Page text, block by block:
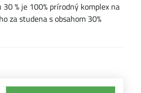
% je 100% prírodný komplex na
za studena s obsahom 30%